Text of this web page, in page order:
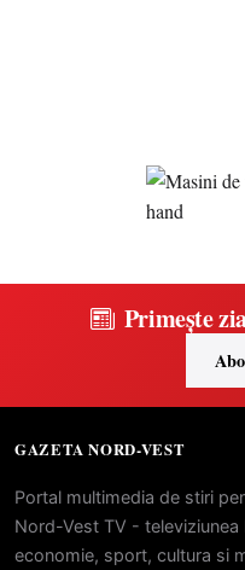
Primește
GAZETA NORD-VEST
Portal multimedia de stiri
Nord-Vest TV -
economie, sport, cultura si